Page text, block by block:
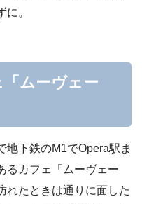
。
ムーヴェー
地下鉄のM1でOpera駅ま
るカフェ「ムーヴェー
れたときは通りに面した